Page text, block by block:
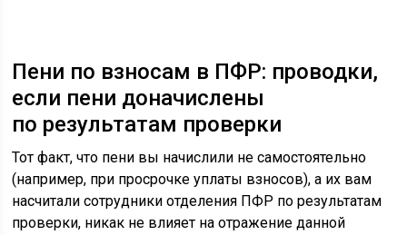
Пени по взносам в ПФР: проводки,
если пени доначислены
по результатам проверки
Тот факт, что пени вы начислили не самостоятельно
(например, при просрочке уплаты взносов), а их вам
насчитали сотрудники отделения ПФР по результатам
проверки, никак не влияет на отражение данной